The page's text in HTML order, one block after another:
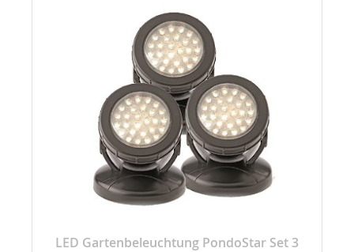
LED Gartenbeleuchtung PondoStar Set 3